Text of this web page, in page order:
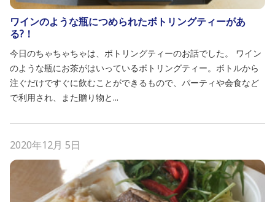
ワインのような瓶につめられたボトリングティーがあ
る?！
今日のちゃちゃちゃは、ボトリングティーのお話でした。 ワイン
のような瓶にお茶がはいっているボトリングティー。ボトルから
注ぐだけですぐに飲むことができるもので、パーティや会食など
で利用され、また贈り物と...
2020年12月 5日